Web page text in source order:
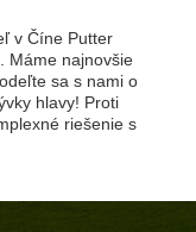
v Číne Putter
Máme najnovšie
sa s nami o
hlavy! Proti
riešenie s